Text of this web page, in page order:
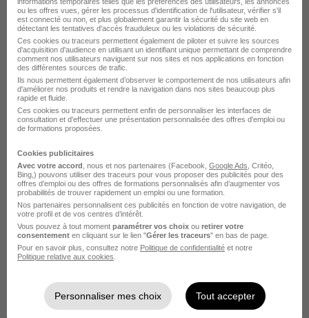
Eybens - 38 Intérim
22 800 - 24 000 € / an
60 jours
Voir l’offre
il y a 15 heures
Technicien Helpdesk N2 H/F
Manpower France
Lens - 62 Intérim 2 100 € / mois
Début le 1 sept.
Voir l’offre
il y a 5 heures
ou les offres vues, gérer les processus d'identification de l'utilisateur, vérifier s'il
est connecté ou non, et plus globalement garantir la sécurité du site web en
détectant les tentatives d'accès frauduleux ou les violations de sécurité.
Ces cookies ou traceurs permettent également de piloter et suivre les sources
d'acquisition d'audience en utilisant un identifiant unique permettant de comprendre
comment nos utilisateurs naviguent sur nos sites et nos applications en fonction
des différentes sources de trafic.
Ils nous permettent également d’observer le comportement de nos utilisateurs afin
d'améliorer nos produits et rendre la navigation dans nos sites beaucoup plus
rapide et fluide.
Ces cookies ou traceurs permettent enfin de personnaliser les interfaces de
consultation et d'effectuer une présentation personnalisée des offres d'emploi ou
de formations proposées.
Cookies publicitaires
Avec votre accord , nous et nos partenaires (Facebook, Google Ads , Critéo,
Bing,) pouvons utiliser des traceurs pour vous proposer des publicités pour des
offres d’emploi ou des offres de formations personnalisés afin d’augmenter vos
probabilités de trouver rapidement un emploi ou une formation.
Nos partenaires personnalisent ces publicités en fonction de votre navigation, de
votre profil et de vos centres d’intérêt.
Vous pouvez à tout moment paramétrer vos choix ou retirer votre
consentement en cliquant sur le lien "Gérer les traceurs" en bas de page.
Pour en savoir plus, consultez notre Politique de confidentialité et notre
Politique relative aux cookies
Personnaliser mes choix Tout accepter